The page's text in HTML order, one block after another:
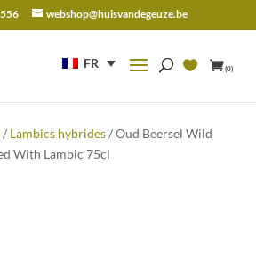
webshop@huisvandegeuze.be
FR (0)
/ Lambics hybrides/ Oud Beersel Wild
With Lambic 75cl